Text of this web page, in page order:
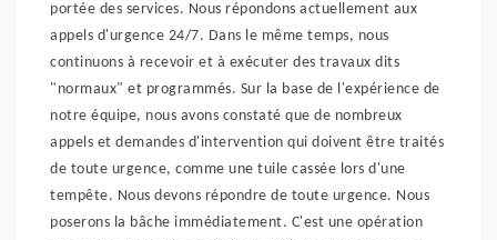
portée des services. Nous répondons actuellement aux
appels d'urgence 24/7. Dans le même temps, nous
continuons à recevoir et à exécuter des travaux dits
"normaux" et programmés. Sur la base de l'expérience de
notre équipe, nous avons constaté que de nombreux
appels et demandes d'intervention qui doivent être traités
de toute urgence, comme une tuile cassée lors d'une
tempête. Nous devons répondre de toute urgence. Nous
poserons la bâche immédiatement. C'est une opération